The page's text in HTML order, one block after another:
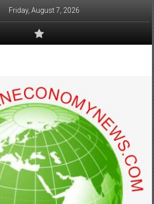
Friday, August 7, 2026